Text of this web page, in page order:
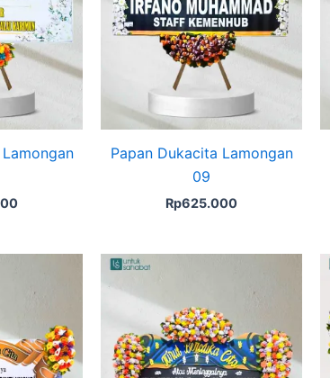
Papan Dukacita Lamongan
09
Rp625.000